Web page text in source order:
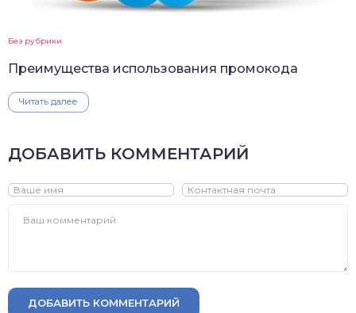
Без рубрики
Преимущества использования промокода
Читать далее
ДОБАВИТЬ КОММЕНТАРИЙ
ДОБАВИТЬ КОММЕНТАРИЙ